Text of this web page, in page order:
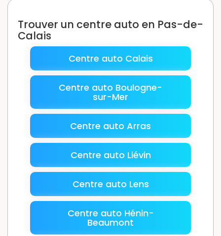
Trouver un centre auto en Pas-de-
Calais
Centre auto Calais
Centre auto Boulogne-
sur-Mer
Centre auto Arras
Centre auto Liévin
Centre auto Lens
Centre auto Hénin-
Beaumont